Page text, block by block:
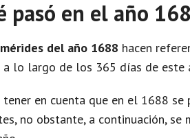
pasó en el año
del año 1688 hacen
a lo largo de los 365 días de este
tener en cuenta que en el 1688
no obstante, a continuación,